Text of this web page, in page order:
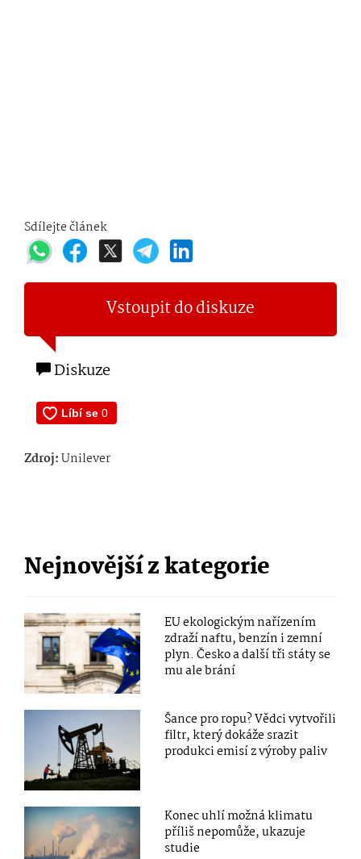
Sdílejte článek
Vstoupit do diskuze
Diskuze
Zdroj:Unilever
Nejnovější z kategorie
EU ekologickým nařízením
zdraží naftu, benzín i zemní
plyn. Česko a další tři státy se
mu ale brání
Šance pro ropu? Vědci vytvořili
filtr, který dokáže srazit
produkci emisí z výroby paliv
Konec uhlí možná klimatu
příliš nepomůže, ukazuje
studie